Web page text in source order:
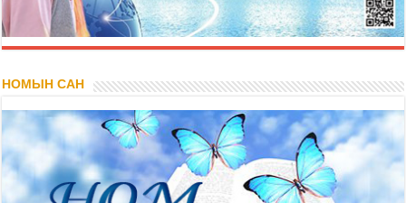
НОМЫН САН